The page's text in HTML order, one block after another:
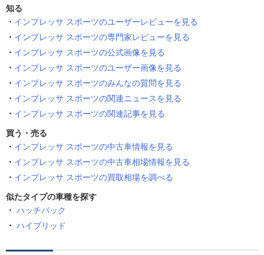
知る
インプレッサ スポーツのユーザーレビューを見る
インプレッサ スポーツの専門家レビューを見る
インプレッサ スポーツの公式画像を見る
インプレッサ スポーツのユーザー画像を見る
インプレッサ スポーツのみんなの質問を見る
インプレッサ スポーツの関連ニュースを見る
インプレッサ スポーツの関連記事を見る
買う・売る
インプレッサ スポーツの中古車情報を見る
インプレッサ スポーツの中古車相場情報を見る
インプレッサ スポーツの買取相場を調べる
似たタイプの車種を探す
ハッチバック
ハイブリッド